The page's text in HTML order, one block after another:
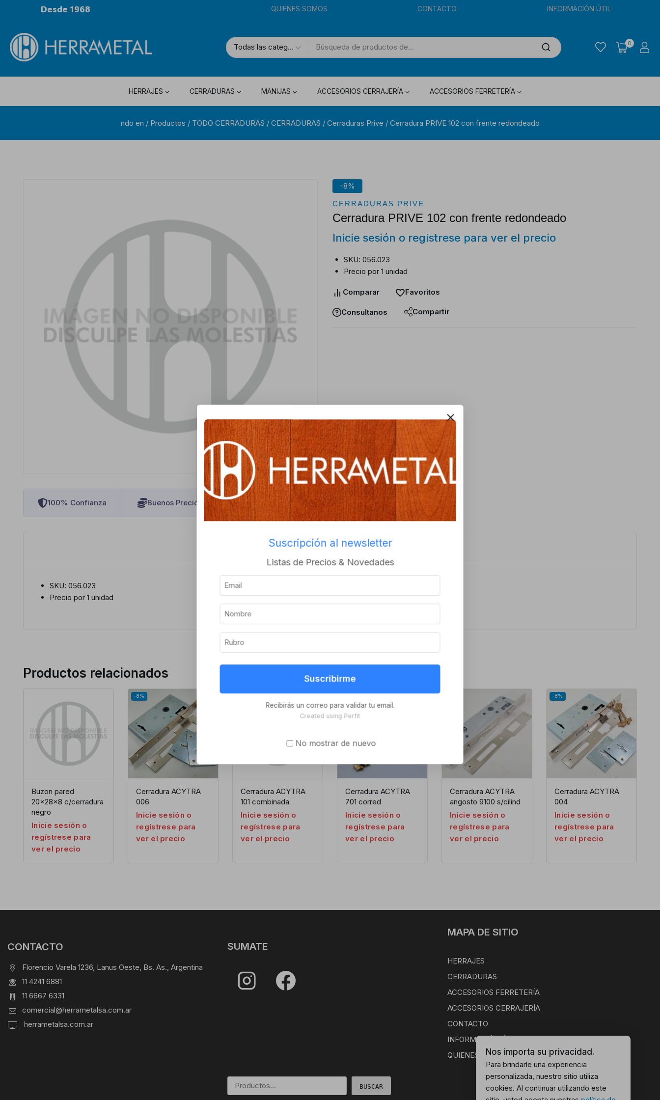
Desde 1968 QUIENES SOMOS CONTACTO INFORMACIÓN ÚTIL
0
HERRAJES CERRADURAS MANIJAS ACCESORIOS CERRAJERÍA ACCESORIOS FERRETERÍA
ndo en / Productos / TODO CERRADURAS / CERRADURAS / Cerraduras Prive / Cerradura PRIVE 102 con frente redondeado
100% Confianza Buenos Precios Envios a todo el pais
-8%
CERRADURAS PRIVE
Cerradura PRIVE 102 con frente redondeado
Inicie sesión o regístrese para ver el precio
SKU: 056.023
Precio por 1 unidad
Comparar Favoritos
Consultanos Compartir
Descripción Información adicional
SKU: 056.023
Precio por 1 unidad
Productos relacionados
Buzon pared
20x28x8 c/cerradura
negro
Inicie sesión o
regístrese para
ver el precio
-8%
Cerradura ACYTRA
006
Inicie sesión o
regístrese para
ver el precio
-8%
Cerradura ACYTRA
101 combinada
Inicie sesión o
regístrese para
ver el precio
Cerradura ACYTRA
701 corred
Inicie sesión o
regístrese para
ver el precio
Cerradura ACYTRA
angosto 9100 s/cilind
Inicie sesión o
regístrese para
ver el precio
-8%
Cerradura ACYTRA
004
Inicie sesión o
regístrese para
ver el precio
CONTACTO
Florencio Varela 1236, Lanus Oeste, Bs. As., Argentina
11 4241 6881
11 6667 6331
comercial@herrametalsa.com.ar
herrametalsa.com.ar
SUMATE
MAPA DE SITIO
HERRAJES
CERRADURAS
ACCESORIOS FERRETERÍA
ACCESORIOS CERRAJERÍA
CONTACTO
INFORMACIÓN ÚTIL
QUIENES SOMOS
BUSCAR
Suscripción al newsletter
Listas de Precios & Novedades
Suscribirme
Recibirás un correo para validar tu email.
Created using Perfit
No mostrar de nuevo
Nos importa su privacidad.
Para brindarle una experiencia
personalizada, nuestro sitio utiliza
cookies. Al continuar utilizando este